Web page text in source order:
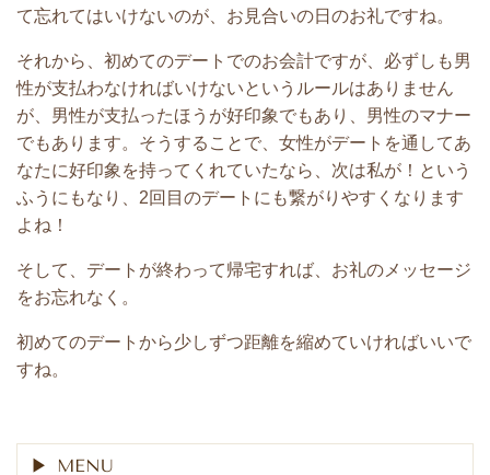
て忘れてはいけないのが、お見合いの日のお礼ですね。
それから、初めてのデートでのお会計ですが、必ずしも男
性が支払わなければいけないというルールはありません
が、男性が支払ったほうが好印象でもあり、男性のマナー
でもあります。そうすることで、女性がデートを通してあ
なたに好印象を持ってくれていたなら、次は私が！という
ふうにもなり、2回目のデートにも繋がりやすくなります
よね！
そして、デートが終わって帰宅すれば、お礼のメッセージ
をお忘れなく。
初めてのデートから少しずつ距離を縮めていければいいで
すね。
MENU